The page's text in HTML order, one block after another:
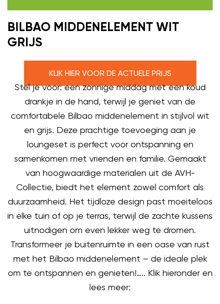
BILBAO MIDDENELEMENT WIT
GRIJS
KLIK HIER VOOR DE ACTUELE PRIJS
Stel je voor: een zonnige middag met een koud
drankje in de hand, terwijl je geniet van de
comfortabele Bilbao middenelement in stijlvol wit
en grijs. Deze prachtige toevoeging aan je
loungeset is perfect voor ontspanning en
samenkomen met vrienden en familie. Gemaakt
van hoogwaardige materialen uit de AVH-
Collectie, biedt het element zowel comfort als
duurzaamheid. Het tijdloze design past moeiteloos
in elke tuin of op je terras, terwijl de zachte kussens
uitnodigen om even lekker weg te dromen.
Transformeer je buitenruimte in een oase van rust
met het Bilbao middenelement – de ideale plek
om te ontspannen en genieten!….. Klik hieronder en
lees meer: